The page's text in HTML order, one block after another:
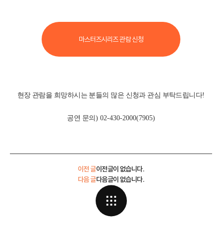
마스터즈시리즈 관람 신청
현장 관람을 희망하시는 분들의 많은 신청과 관심 부탁드립니다!
공연 문의 ) 02-430-2000(7905)
이전 글이전글이 없습니다.
다음글이 없습니다.
다음 글